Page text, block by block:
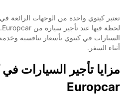
تعتبر كيتوي واحدة من الوجهات الرائعة
السيارات في كيتوي بأسعار تنافسية
أثناء السفر.
مزايا تأجير السيارات
Europcar